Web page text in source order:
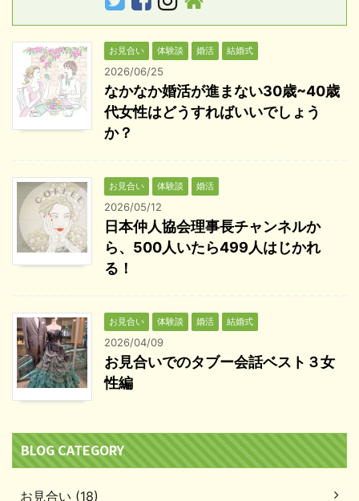
お見合い 体験談 婚活 結婚式
2026/06/25
なかなか婚活が進まない30歳~40歳
代女性はどうすればいいでしょう
か？
お見合い 体験談 婚活
2026/05/12
日本仲人協会理事長チャンネルか
ら、500人いたら499人はじかれ
る！
お見合い 体験談 婚活 結婚式
2026/04/09
お見合いでのタブー会話ベスト３女
性編
BLOG CATEGORY
お見合い (18)